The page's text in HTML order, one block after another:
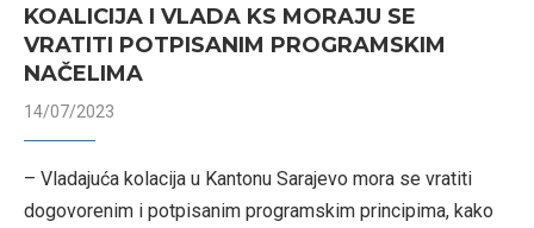
KOALICIJA I VLADA KS MORAJU SE
VRATITI POTPISANIM PROGRAMSKIM
NAČELIMA
14/07/2023
– Vladajuća kolacija u Kantonu Sarajevo mora se vratiti
dogovorenim i potpisanim programskim principima, kako